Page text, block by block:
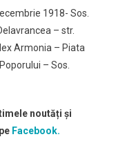
1918- Sos.
– str.
Armonia – Piata
– Sos.
noutăți și
Facebook.